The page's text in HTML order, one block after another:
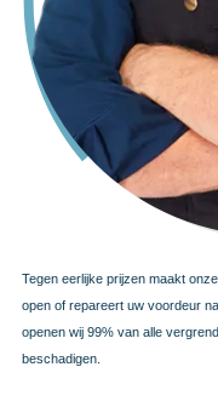
Tegen eerlijke prijzen maakt
open of repareert uw voordeur
openen wij 99% van alle
beschadigen.